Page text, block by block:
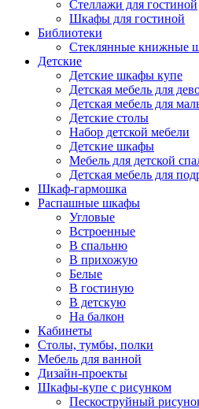
Стеллажи для гостиной
Шкафы для гостиной
Библиотеки
Стеклянные книжные
Детские
Детские шкафы купе
Детская мебель для
Детская мебель для
Детские столы
Набор детской мебели
Детские шкафы
Мебель для детской
Детская мебель для
Шкаф-гармошка
Распашные шкафы
Угловые
Встроенные
В спальню
В прихожую
Белые
В гостиную
В детскую
На балкон
Кабинеты
Столы, тумбы, полки
Мебель для ванной
Дизайн-проекты
Шкафы-купе с рисунком
Пескоструйный